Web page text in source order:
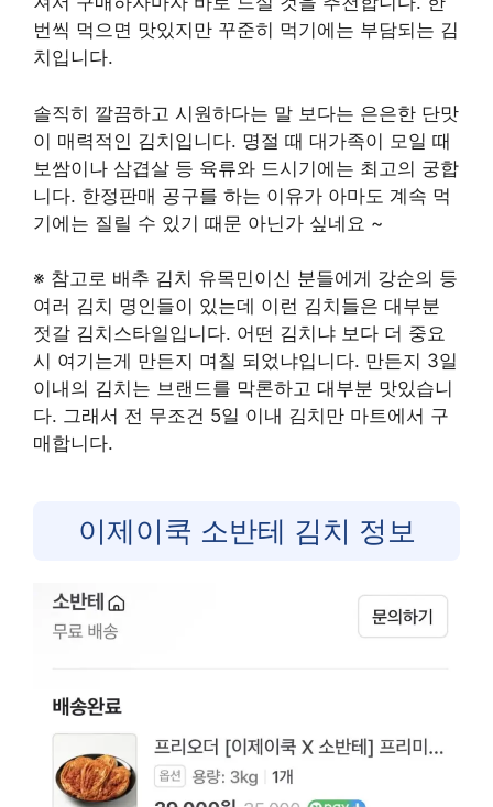
번씩 먹으면 맛있지만 꾸준히 먹기에는 부담되는 김
치입니다.
솔직히 깔끔하고 시원하다는 말 보다는 은은한 단맛
이 매력적인 김치입니다. 명절 때 대가족이 모일 때
보쌈이나 삼겹살 등 육류와 드시기에는 최고의 궁합
니다. 한정판매 공구를 하는 이유가 아마도 계속 먹
기에는 질릴 수 있기 때문 아닌가 싶네요 ~
※ 참고로 배추 김치 유목민이신 분들에게 강순의 등
여러 김치 명인들이 있는데 이런 김치들은 대부분
젓갈 김치스타일입니다. 어떤 김치냐 보다 더 중요
시 여기는게 만든지 며칠 되었냐입니다. 만든지 3일
이내의 김치는 브랜드를 막론하고 대부분 맛있습니
다. 그래서 전 무조건 5일 이내 김치만 마트에서 구
매합니다.
이제이쿡 소반테 김치 정보